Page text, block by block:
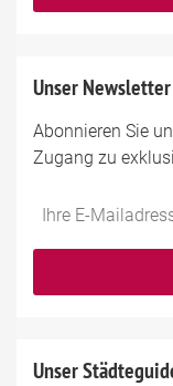
Unser Newsletter
Abonnieren Sie
Zugang zu
Unser